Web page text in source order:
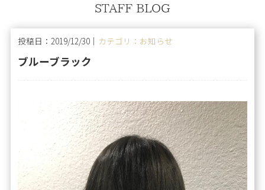
STAFF BLOG
投稿日：2019/12/30｜ カテゴリ：お知らせ
ブルーブラック